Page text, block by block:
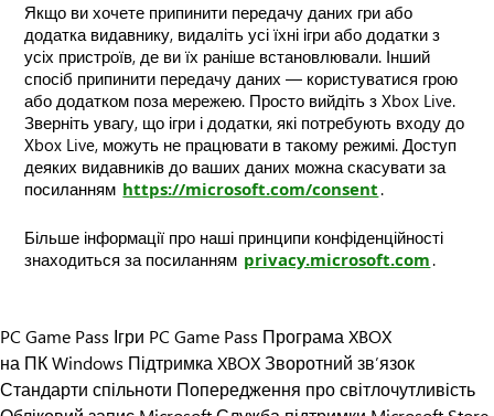
Якщо ви хочете припинити передачу даних гри або
додатка видавнику, видаліть усі їхні ігри або додатки з
усіх пристроїв, де ви їх раніше встановлювали. Інший
спосіб припинити передачу даних — користуватися грою
або додатком поза мережею. Просто вийдіть з Xbox Live.
Зверніть увагу, що ігри і додатки, які потребують входу до
Xbox Live, можуть не працювати в такому режимі. Доступ
деяких видавників до ваших даних можна скасувати за
посиланням https://microsoft.com/consent .
Більше інформації про наші принципи конфіденційності
знаходиться за посиланням privacy.microsoft.com .
PC Game Pass Ігри PC Game Pass Програма XBOX
на ПК Windows Підтримка XBOXЗворотний зв’язок
Стандарти спільноти Попередження про світлочутливість